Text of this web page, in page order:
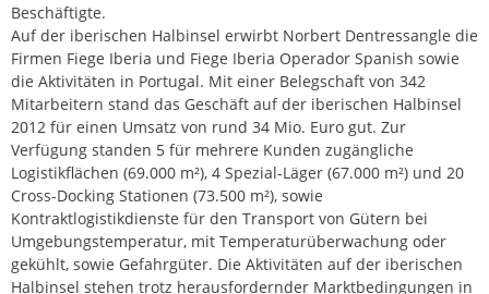
Beschäftigte.
Auf der iberischen Halbinsel erwirbt Norbert Dentressangle die
Firmen Fiege Iberia und Fiege Iberia Operador Spanish sowie
die Aktivitäten in Portugal. Mit einer Belegschaft von 342
Mitarbeitern stand das Geschäft auf der iberischen Halbinsel
2012 für einen Umsatz von rund 34 Mio. Euro gut. Zur
Verfügung standen 5 für mehrere Kunden zugängliche
Logistikflächen (69.000 m²), 4 Spezial-Läger (67.000 m²) und 20
Cross-Docking Stationen (73.500 m²), sowie
Kontraktlogistikdienste für den Transport von Gütern bei
Umgebungstemperatur, mit Temperaturüberwachung oder
gekühlt, sowie Gefahrgüter. Die Aktivitäten auf der iberischen
Halbinsel stehen trotz herausfordernder Marktbedingungen in